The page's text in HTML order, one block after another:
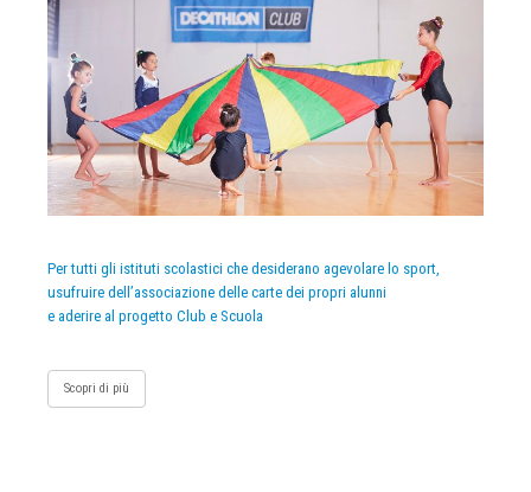
Per tutti gli istituti scolastici che desiderano agevolare lo sport,
usufruire dell’associazione delle carte dei propri alunni
e aderire al progetto Club e Scuola
Scopri di più